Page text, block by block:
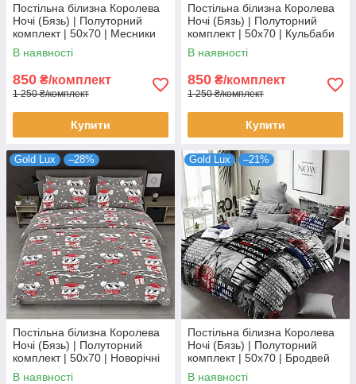
Постільна білизна Королева
Ночі (Бязь) | Полуторний
комплект | 50х70 | Месники
на блакитному
В наявності
850 ₴/комплект
1 250 ₴/комплект
Купити
Постільна білизна Королева
Ночі (Бязь) | Полуторний
комплект | 50х70 | Кульбаби
на сірому
В наявності
850 ₴/комплект
1 250 ₴/комплект
Купити
Gold Lux –28%
Постільна білизна Королева
Ночі (Бязь) | Полуторний
комплект | 50х70 | Новорічні
сови на сірому
В наявності
Gold Lux –21%
Постільна білизна Королева
Ночі (Бязь) | Полуторний
комплект | 50х70 | Бродвей
В наявності